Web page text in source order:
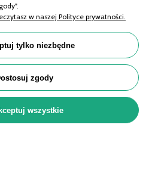
Porady
Listopada 99/101, 95-070 Aleksandrów Łódzki |
7322212964, REGON: 525290046
Shoper Premium
w naszej Polityce prywatności.
tylko niezbędne
zgody
wszystkie